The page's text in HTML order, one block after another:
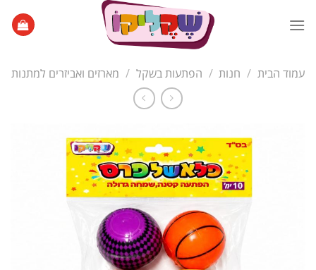
עמוד הבית / חנות / הפתעות בשקל / מארזים ואביזרים למתנות